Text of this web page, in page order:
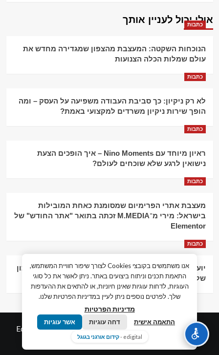
אולי יכול לעניין אותך
כתבות
הנוכחות השקטה: המעצבת מהצפון שמגדירה מחדש את
עולם שמלות הכלה הצנועות
כתבות
לא רק ניקיון: כך סביבת העבודה משפיעה על העסק – ומה
הופך שירות ניקיון משרדים למקצועי באמת?
כתבות
ראיון מיוחד עם Nino Moments – איך הופכים הצעת
נישואין לרגע שלא שוכחים לעולם?
כתבות
מעצבת אתרי הפרימיום שמסומנת כאחת המובילות
בישראל: מירי מ־M.MEDIA זכתה בתואר "אתר החודש" של
Elementor
כתבות
יועץ עסקי וליווי פיננסי – הדרך לצמיחה כלכלית וניהול נכון
של העסק
© כל הזכויות שמורות חדשות המאה ה-21 |
Edigital.co.ilby
אלימלך דיגיטל.
אנו משתמשים בקובצי Cookies לצורך שיפור חוויית המשתמש,
התאמת תכנים וניתוח ביצועים באתר. ניתן לאשר את כל סוגי
העוגיות, לדחות עוגיות שאינן חיוניות, או להתאים את ההעדפות
שלך. לפרטים נוספים ניתן לעיין במדיניות הפרטיות שלנו.
מדיניות הפרטיות
התאמה אישית דחה עוגיות אשר עוגיות
edigital - קידום אורגני בגוגל